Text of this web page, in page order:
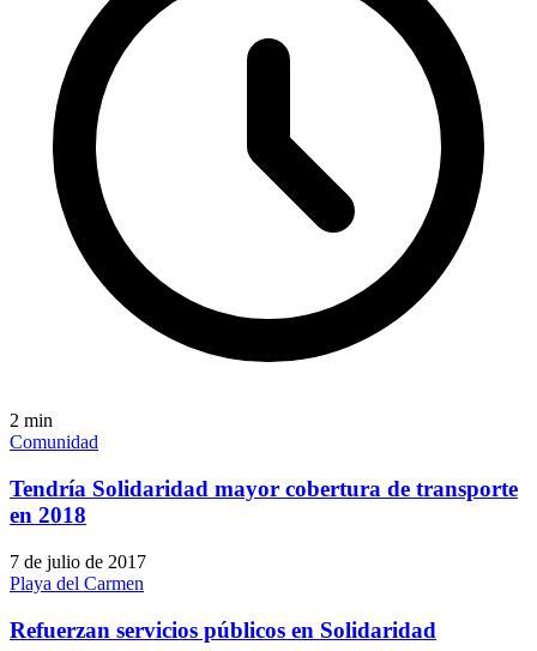
2 min
Comunidad
Tendría Solidaridad mayor cobertura de transporte
en 2018
7 de julio de 2017
Playa del Carmen
Refuerzan servicios públicos en Solidaridad